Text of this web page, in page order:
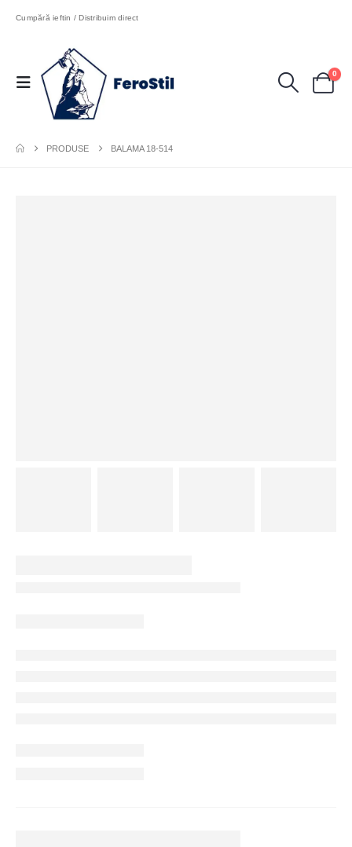
Cumpără ieftin / Distribuim direct
0
PRODUSE BALAMA 18-514